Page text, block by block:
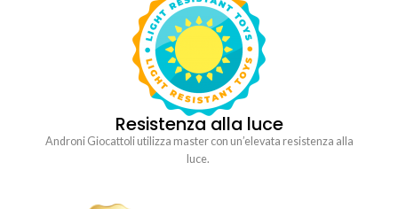
Resistenza alla luce
Androni Giocattoli utilizza master con un’elevata resistenza alla
luce.